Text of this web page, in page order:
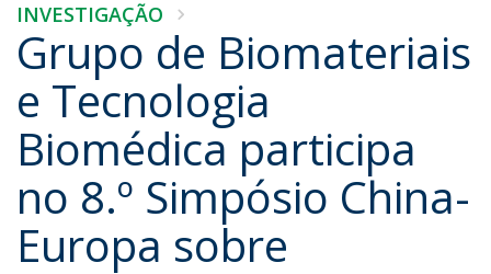
INVESTIGAÇÃO
Grupo de Biomateriais
e Tecnologia
Biomédica participa
no 8.º Simpósio China-
Europa sobre